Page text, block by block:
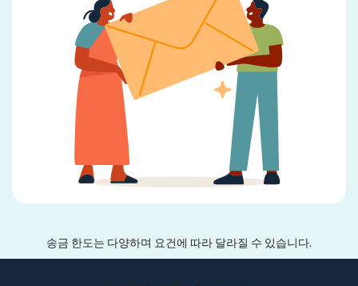
송금 한도는 다양하며 요건에 따라 달라질 수 있습니다.